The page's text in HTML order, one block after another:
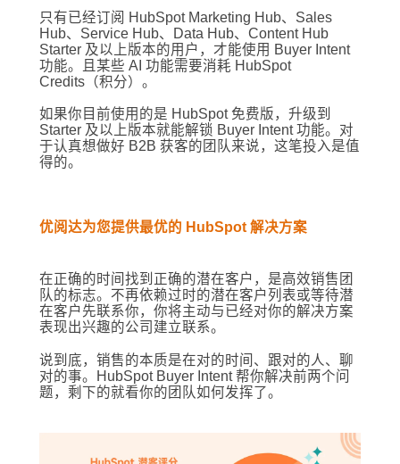
只有已经订阅 HubSpot Marketing Hub、Sales
Hub、Service Hub、Data Hub、Content Hub
Starter 及以上版本的用户，才能使用 Buyer Intent
功能。且某些 AI 功能需要消耗 HubSpot
Credits（积分）。
如果你目前使用的是 HubSpot 免费版，升级到
Starter 及以上版本就能解锁 Buyer Intent 功能。对
于认真想做好 B2B 获客的团队来说，这笔投入是值
得的。
优阅达为您提供最优的 HubSpot 解决方案
在正确的时间找到正确的潜在客户，是高效销售团
队的标志。不再依赖过时的潜在客户列表或等待潜
在客户先联系你，你将主动与已经对你的解决方案
表现出兴趣的公司建立联系。
说到底，销售的本质是在对的时间、跟对的人、聊
对的事。HubSpot Buyer Intent 帮你解决前两个问
题，剩下的就看你的团队如何发挥了。